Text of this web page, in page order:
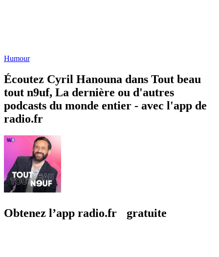
Humour
Écoutez Cyril Hanouna dans Tout beau
tout n9uf, La dernière ou d'autres
podcasts du monde entier - avec l'app de
radio.fr
Obtenez l’app radio.fr gratuite